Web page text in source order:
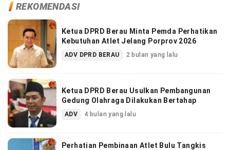
REKOMENDASI
Ketua DPRD Berau Minta Pemda Perhatikan
Kebutuhan Atlet Jelang Porprov 2026
ADV DPRD BERAU 2 bulan yang lalu
Ketua DPRD Berau Usulkan Pembangunan
Gedung Olahraga Dilakukan Bertahap
ADV 4 bulan yang lalu
Perhatian Pembinaan Atlet Bulu Tangkis